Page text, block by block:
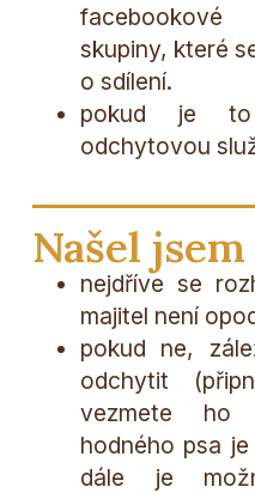
skupiny, které
o sdílení.
pokud je to
odchytovou
Našel jsem
nejdříve se
majitel není
pokud ne,
odchytit
vezmete ho
hodného psa
dále je